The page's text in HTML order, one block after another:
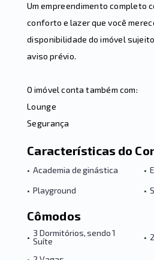
Um empreendimento completo
conforto e lazer que você
disponibilidade do imóvel
aviso prévio.
O imóvel conta também com:
Lounge
Segurança
Características do
• Academia de ginástica •
• Playground •
Cômodos
• 3 Dormitórios, sendo 1
Suíte
•